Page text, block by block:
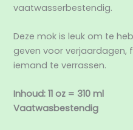
vaatwasserbestendig.
Deze mok is leuk om te
geven voor
iemand te verrassen.
Inhoud: 11 oz = 310 ml
Vaatwasbestendig